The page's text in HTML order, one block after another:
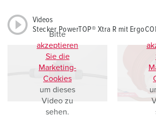
Videos
Stecker PowerTOP® Xtra R mit
Bitte
akzeptieren
Sie die
Marketing-
Cookies
um dieses
Video zu
sehen.